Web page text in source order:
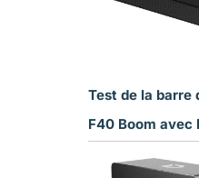
Test de la barre
F40 Boom avec